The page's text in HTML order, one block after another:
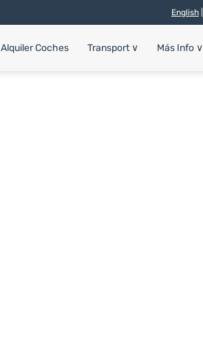
English
Alquiler Coches Transport ∨ Más Info ∨